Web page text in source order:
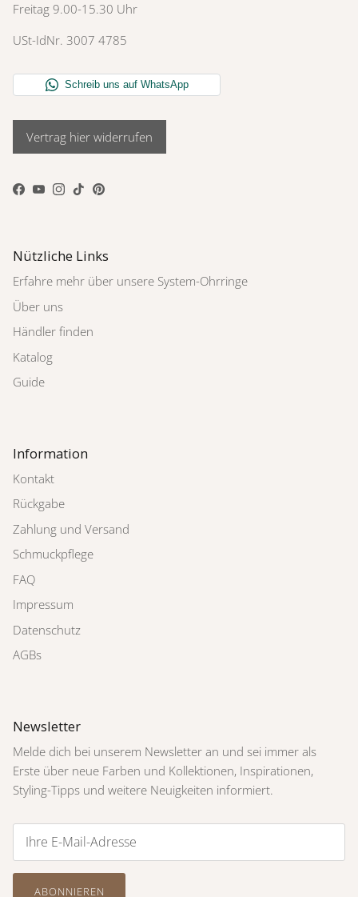
Freitag 9.00-15.30 Uhr
USt-IdNr. 3007 4785
Vertrag hier widerrufen
Facebook
YouTube
Instagram
TikTokPinterest
Nützliche Links
Erfahre mehr über unsere System-Ohrringe
Über uns
Händler finden
Katalog
Guide
Information
Kontakt
Rückgabe
Zahlung und Versand
Schmuckpflege
FAQ
Impressum
Datenschutz
AGBs
Newsletter
Melde dich bei unserem Newsletter an und sei immer als
Erste über neue Farben und Kollektionen, Inspirationen,
Styling-Tipps und weitere Neuigkeiten informiert.
ABONNIEREN